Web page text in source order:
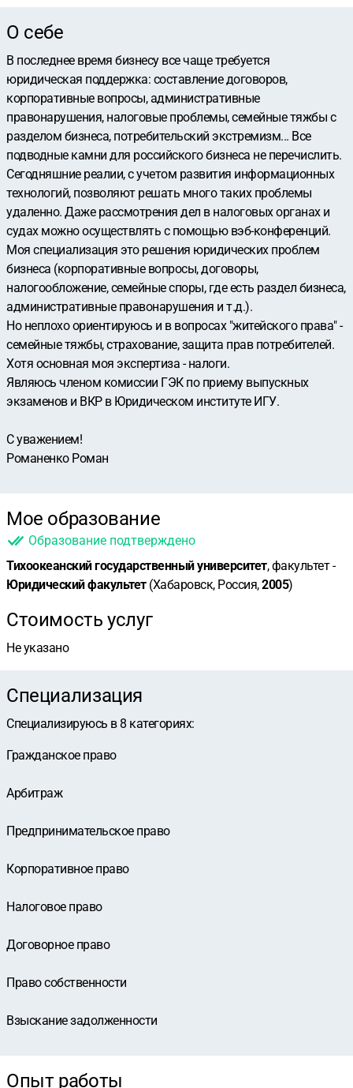
О себе
В последнее время бизнесу все чаще требуется
юридическая поддержка: составление договоров,
корпоративные вопросы, административные
правонарушения, налоговые проблемы, семейные тяжбы с
разделом бизнеса, потребительский экстремизм... Все
подводные камни для российского бизнеса не перечислить.
Сегодняшние реалии, с учетом развития информационных
технологий, позволяют решать много таких проблемы
удаленно. Даже рассмотрения дел в налоговых органах и
судах можно осуществлять с помощью вэб-конференций.
Моя специализация это решения юридических проблем
бизнеса (корпоративные вопросы, договоры,
налогообложение, семейные споры, где есть раздел бизнеса,
административные правонарушения и т.д.).
Но неплохо ориентируюсь и в вопросах "житейского права" -
семейные тяжбы, страхование, защита прав потребителей.
Хотя основная моя экспертиза - налоги.
Являюсь членом комиссии ГЭК по приему выпускных
экзаменов и ВКР в Юридическом институте ИГУ.
С уважением!
Романенко Роман
Мое образование
Образование подтверждено
Тихоокеанский государственный университет, факультет -
Юридический факультет(Хабаровск, Россия,2005)
Стоимость услуг
Не указано
Специализация
Специализируюсь в 8 категориях:
Гражданское право
Арбитраж
Предпринимательское право
Корпоративное право
Налоговое право
Договорное право
Право собственности
Взыскание задолженности
Опыт работы